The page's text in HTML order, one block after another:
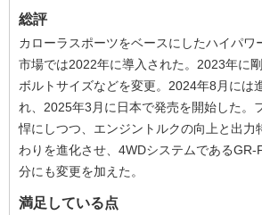
総評
カローラスポーツをベースにしたハイパワ
市場では2022年に導入された。2023年に
ボルトサイズなどを変更。2024年8月には
れ、2025年3月に日本で発売を開始した。
悍にしつつ、エンジントルクの向上と出力
わりを進化させ、4WDシステムである
分にも変更を加えた。
満足している点